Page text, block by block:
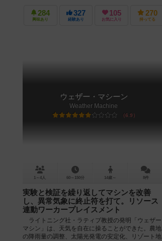
284
興味あり
327
経験あり
105
お気に入り
270
持ってる
ウェザー・マシーン
Weather Machine
6.9
1～4人 60～150分 14歳～ 8件
実験と検証を繰り返してマシンを改善
し、異常気象に終止符を打て。リソース
連動ワーカープレイスメント
ライトニング社・ラティブ教授の発明「ウェザー
マシン」は、天気を自在に操ることができた。農地
の降雨量の調整、太陽光発電の安定化、リゾート地